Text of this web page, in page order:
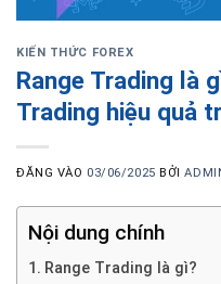
KIẾN THỨC FOREX
Range Trading là
Trading hiệu quả
ĐĂNG VÀO 03/06/2025 BỞI
Nội dung chính
Range Trading là gì?